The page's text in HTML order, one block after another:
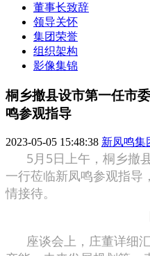
董事长致辞
领导关怀
集团荣誉
组织架构
影像集锦
桐乡撤县设市第一任市
鸣参观指导
2023-05-05 15:48:38 新凤鸣集
5月5日上午，桐乡撤
一行莅临新凤鸣参观指导
情接待。
座谈会上，庄董详细